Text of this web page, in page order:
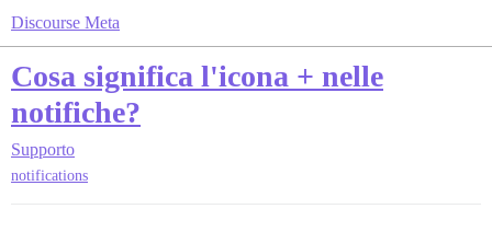
Discourse Meta
Cosa significa l'icona + nelle
notifiche?
Supporto
notifications